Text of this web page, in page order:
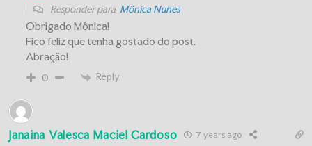
Responder para Mônica Nunes
Obrigado Mônica!
Fico feliz que tenha gostado do post.
Abração!
0 Reply
Janaina Valesca Maciel Cardoso 7 years ago